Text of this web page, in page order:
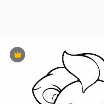
Premium